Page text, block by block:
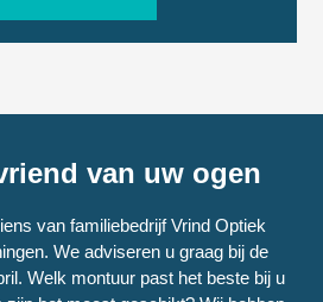
van uw ogen
van familiebedrijf Vrind Optiek
We adviseren u graag bij de
Welk montuur past het beste bij u